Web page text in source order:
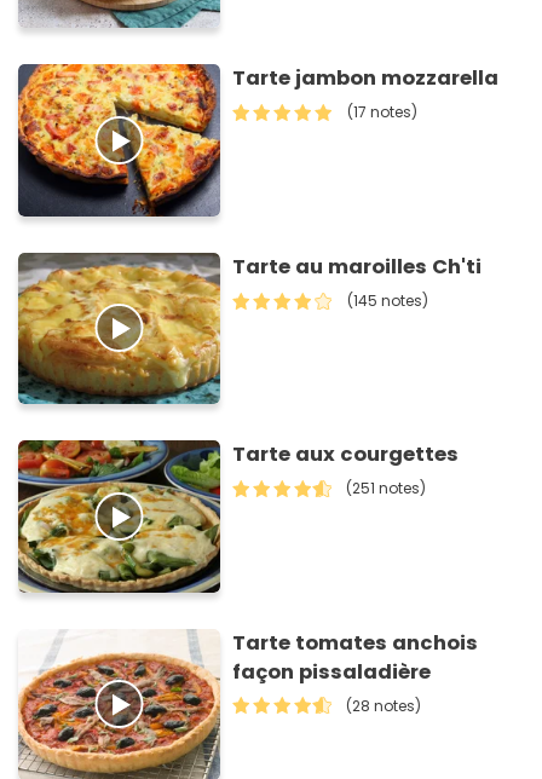
Tarte jambon mozzarella
(17 notes)
Tarte au maroilles Ch'ti
(145 notes)
Tarte aux courgettes
(251 notes)
Tarte tomates anchois
façon pissaladière
(28 notes)